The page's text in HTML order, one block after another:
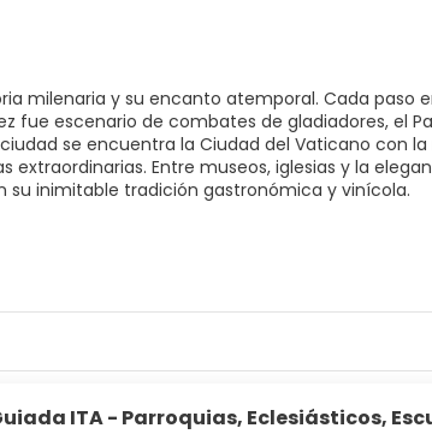
milenaria y su encanto atemporal. Cada paso
fue escenario de combates de gladiadores, el
se encuentra la Ciudad del Vaticano con
extraordinarias. Entre museos, iglesias y la
su inimitable tradición gastronómica y vinícola.
ITA - Parroquias, Eclesiásticos,